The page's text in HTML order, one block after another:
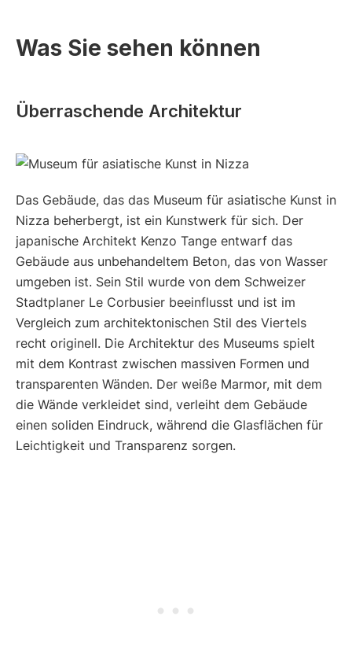
Was Sie sehen können
Überraschende Architektur
Das Gebäude, das das Museum für asiatische Kunst in
Nizza beherbergt, ist ein Kunstwerk für sich. Der
japanische Architekt Kenzo Tange entwarf das
Gebäude aus unbehandeltem Beton, das von Wasser
umgeben ist. Sein Stil wurde von dem Schweizer
Stadtplaner Le Corbusier beeinflusst und ist im
Vergleich zum architektonischen Stil des Viertels
recht originell. Die Architektur des Museums spielt
mit dem Kontrast zwischen massiven Formen und
transparenten Wänden. Der weiße Marmor, mit dem
die Wände verkleidet sind, verleiht dem Gebäude
einen soliden Eindruck, während die Glasflächen für
Leichtigkeit und Transparenz sorgen.